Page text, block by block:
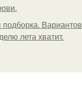
подборка. Вариантов
лета хватит.